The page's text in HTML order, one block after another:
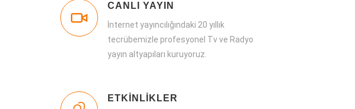
CANLI YAYIN
İnternet yayıncılığındaki 20 yıllık
tecrübemizle profesyonel Tv ve Radyo
yayın altyapıları kuruyoruz.
ETKİNLİKLER